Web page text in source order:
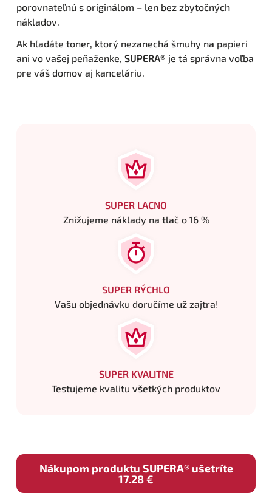
porovnateľnú s originálom – len bez zbytočných
nákladov.
Ak hľadáte toner, ktorý nezanechá šmuhy na papieri
ani vo vašej peňaženke, SUPERA® je tá správna voľba
pre váš domov aj kanceláriu.
SUPER LACNO
Znižujeme náklady na tlač o 16 %
SUPER RÝCHLO
Vašu objednávku doručíme už zajtra!
SUPER KVALITNE
Testujeme kvalitu všetkých produktov
Nákupom produktu SUPERA® ušetríte
17.28 €